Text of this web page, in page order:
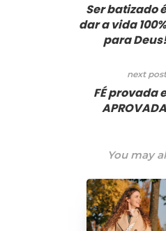
Ser batizado é
dar a vida 100%
para Deus!
next post
FÉ provada e
APROVADA
You may